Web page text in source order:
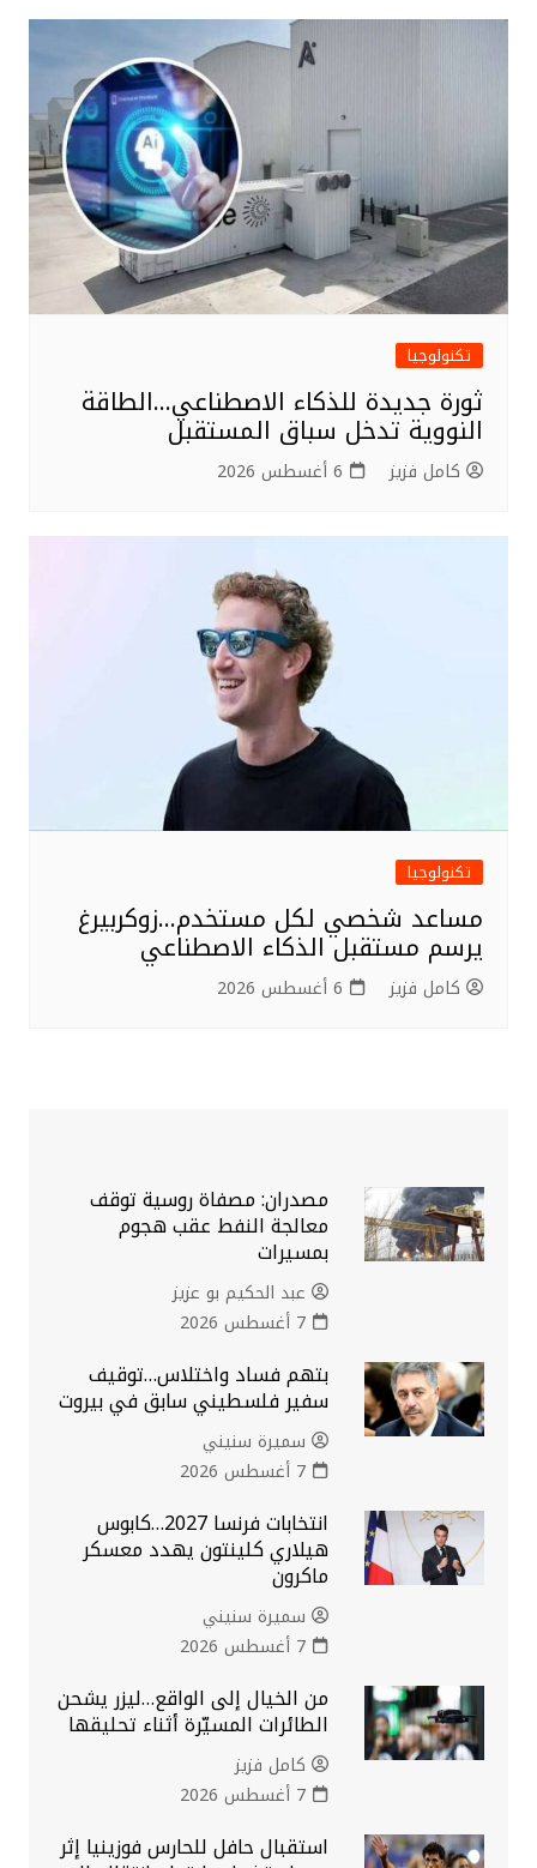
تكنولوجيا
ثورة جديدة للذكاء الاصطناعي…الطاقة
النووية تدخل سباق المستقبل
كامل فزيز 6 أغسطس 2026
تكنولوجيا
مساعد شخصي لكل مستخدم…زوكربيرغ
يرسم مستقبل الذكاء الاصطناعي
كامل فزيز 6 أغسطس 2026
مصدران: مصفاة روسية توقف
معالجة النفط عقب هجوم
بمسيرات
عبد الحكيم بو عزيز
7 أغسطس 2026
بتهم فساد واختلاس…توقيف
سفير فلسطيني سابق في بيروت
سميرة سنيني
7 أغسطس 2026
انتخابات فرنسا 2027…كابوس
هيلاري كلينتون يهدد معسكر
ماكرون
سميرة سنيني
7 أغسطس 2026
من الخيال إلى الواقع…ليزر يشحن
الطائرات المسيّرة أثناء تحليقها
كامل فزيز
7 أغسطس 2026
استقبال حافل للحارس فوزينيا إثر